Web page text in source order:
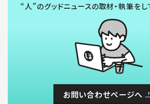
“人”のグッドニュースの取材・執筆をし
お問い合わせページへ